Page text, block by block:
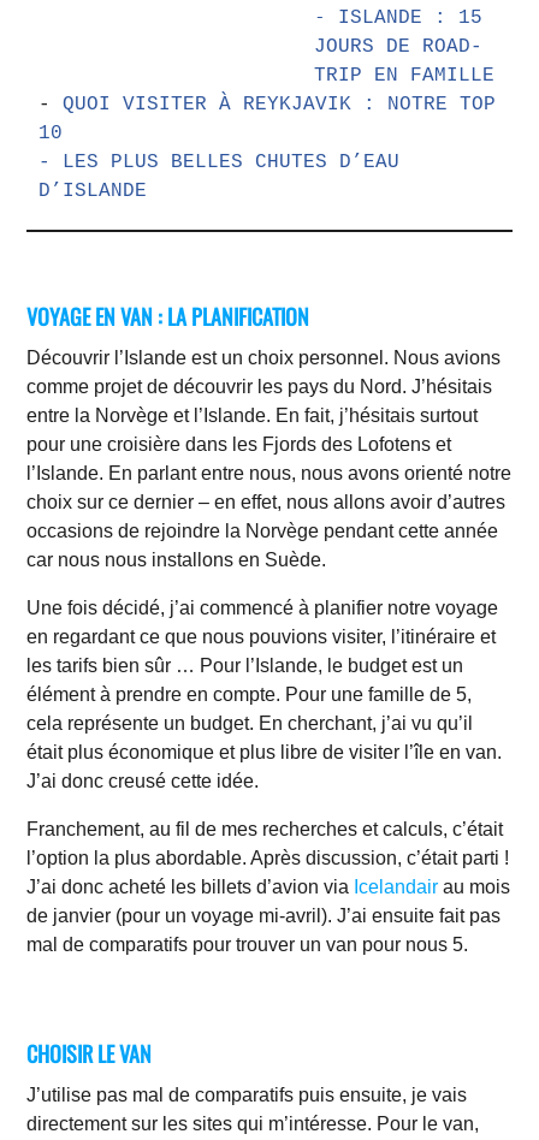
- ISLANDE : 15
JOURS DE ROAD-
TRIP EN FAMILLE
- QUOI VISITER À REYKJAVIK : NOTRE TOP
10
- LES PLUS BELLES CHUTES D’EAU
D’ISLANDE
VOYAGE EN VAN : LA PLANIFICATION
Découvrir l’Islande est un choix personnel. Nous avions
comme projet de découvrir les pays du Nord. J’hésitais
entre la Norvège et l’Islande. En fait, j’hésitais surtout
pour une croisière dans les Fjords des Lofotens et
l’Islande. En parlant entre nous, nous avons orienté notre
choix sur ce dernier – en effet, nous allons avoir d’autres
occasions de rejoindre la Norvège pendant cette année
car nous nous installons en Suède.
Une fois décidé, j’ai commencé à planifier notre voyage
en regardant ce que nous pouvions visiter, l’itinéraire et
les tarifs bien sûr … Pour l’Islande, le budget est un
élément à prendre en compte. Pour une famille de 5,
cela représente un budget. En cherchant, j’ai vu qu’il
était plus économique et plus libre de visiter l’île en van.
J’ai donc creusé cette idée.
Franchement, au fil de mes recherches et calculs, c’était
l’option la plus abordable. Après discussion, c’était parti !
J’ai donc acheté les billets d’avion via Icelandair au mois
de janvier (pour un voyage mi-avril). J’ai ensuite fait pas
mal de comparatifs pour trouver un van pour nous 5.
CHOISIR LE VAN
J’utilise pas mal de comparatifs puis ensuite, je vais
directement sur les sites qui m’intéresse. Pour le van,